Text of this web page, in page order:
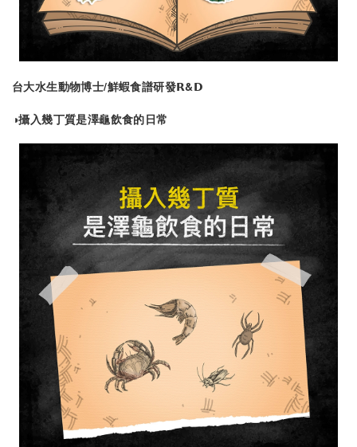
台大水生動物博士/鮮蝦食譜研發𝗥&𝗗
◑攝入幾丁質是澤龜飲食的日常